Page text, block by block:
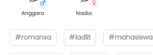
Anggara Nadia
#romansa #ladlit #mahasiswa